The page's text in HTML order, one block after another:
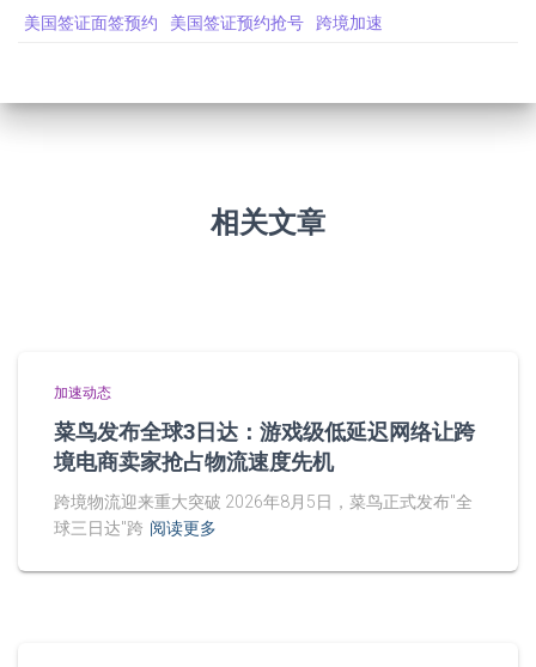
美国签证面签预约
美国签证预约抢号 跨境加速
相关文章
加速动态
菜鸟发布全球3日达：游戏级低延迟网络让跨
境电商卖家抢占物流速度先机
跨境物流迎来重大突破 2026年8月5日，菜鸟正式发布"全
球三日达"跨 阅读更多